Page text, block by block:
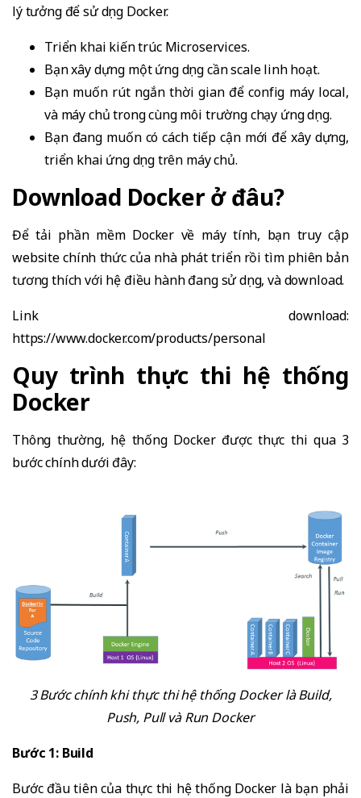
lý tưởng để sử dụng Docker.
Triển khai kiến trúc Microservices.
Bạn xây dựng một ứng dụng cần scale linh hoạt.
Bạn muốn rút ngắn thời gian để config máy local,
và máy chủ trong cùng môi trường chạy ứng dụng.
Bạn đang muốn có cách tiếp cận mới để xây dựng,
triển khai ứng dụng trên máy chủ.
Download Docker ở đâu?
Để tải phần mềm Docker về máy tính, bạn truy cập
website chính thức của nhà phát triển rồi tìm phiên bản
tương thích với hệ điều hành đang sử dụng, và download.
Link download:
https://www.docker.com/products/personal
Quy trình thực thi hệ thống
Docker
Thông thường, hệ thống Docker được thực thi qua 3
bước chính dưới đây:
3 Bước chính khi thực thi hệ thống Docker là Build,
Push, Pull và Run Docker
Bước 1: Build
Bước đầu tiên của thực thi hệ thống Docker là bạn phải